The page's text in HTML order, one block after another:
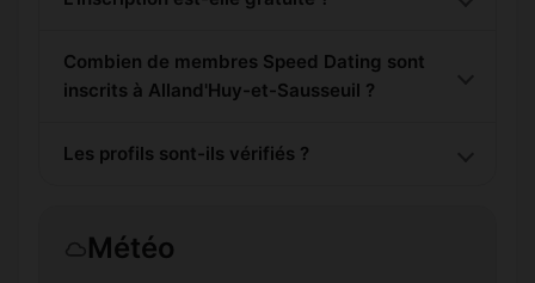
Combien de membres Speed Dating sont
inscrits à Alland'Huy-et-Sausseuil ?
Les profils sont-ils vérifiés ?
Météo